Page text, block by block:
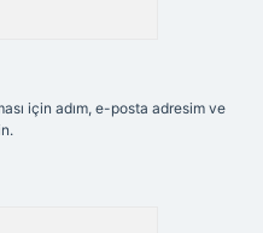
için adım, e-posta adresim ve